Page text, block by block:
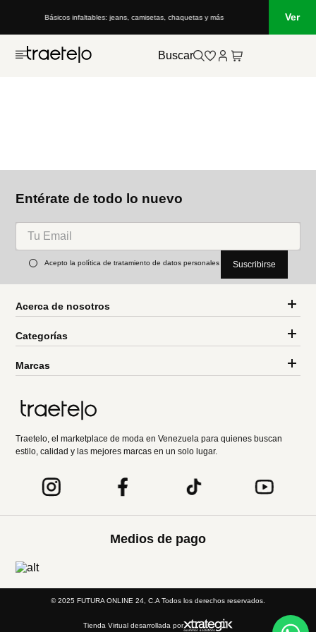
Básicos infaltables: jeans, camisetas, chaquetas y más Ver
Buscar
Entérate de todo lo nuevo
Acepto la política de tratamiento de datos personales Suscribirse
Acerca de nosotros
Categorías
Marcas
Traetelo, el marketplace de moda en Venezuela para quienes buscan
estilo, calidad y las mejores marcas en un solo lugar.
Medios de pago
© 2025 FUTURA ONLINE 24, C.A Todos los derechos reservados.
Tienda Virtual desarrollada por